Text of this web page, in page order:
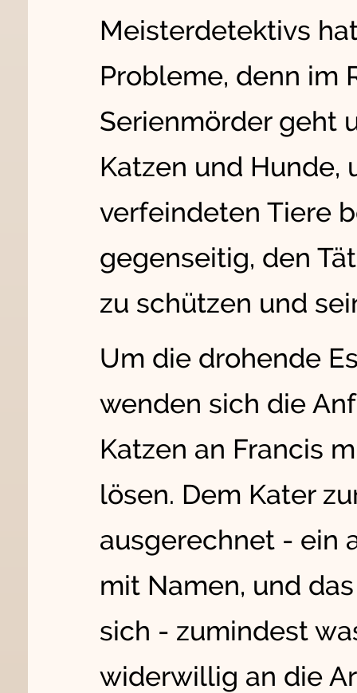
Meisterdetektivs
Probleme, denn im
Serienmörder geht
Katzen und Hunde,
verfeindeten Tiere
gegenseitig, den
zu schützen und
Um die drohende
wenden sich die
Katzen an Francis
lösen. Dem Kater
ausgerechnet - ein
mit Namen, und
sich - zumindest
widerwillig an die